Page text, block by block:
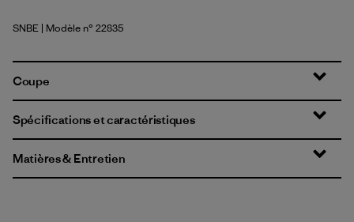
Sunken Blue
SNBE | Modèle n° 22835
Coupe
Spécifications et caractéristiques
Matières & Entretien